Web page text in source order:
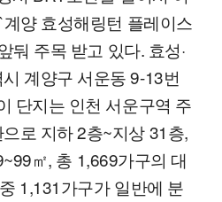
양 효성해링턴 플레이스
둬 주목 받고 있다. 효성·
계양구 서운동 9-13번
단지는 인천 서운구역 주
로 지하 2층~지상 31층,
㎡, 총 1,669가구의 대
1,131가구가 일반에 분